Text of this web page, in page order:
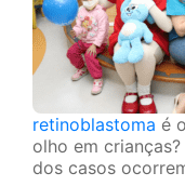
retinoblastoma é
olho em
dos casos